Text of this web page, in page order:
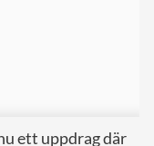
ett uppdrag där